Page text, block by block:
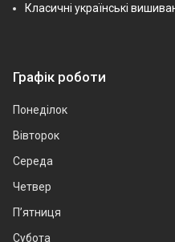
Класичні українські
Графік роботи
Понеділок
Вівторок
Середа
Четвер
Пʼятниця
Субота